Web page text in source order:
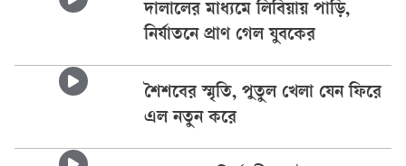
দালালের মাধ্যমে লিবিয়ায় পাড়ি,
নির্যাতনে প্রাণ গেল যুবকের
শৈশবের স্মৃতি, পুতুল খেলা যেন ফিরে
এল নতুন করে